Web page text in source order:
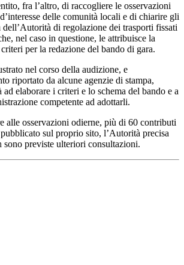
fra l’altro, di raccogliere le osservazioni
delle comunità locali e di chiarire gli
di regolazione dei trasporti fissati
nel caso in questione, le attribuisce la
per la redazione del bando di gara.
nel corso della audizione, e
riportato da alcune agenzie di stampa,
elaborare i criteri e lo schema del bando e a
competente ad adottarli.
alle osservazioni odierne, più di 60 contributi
sul proprio sito, l’Autorità precisa
sono previste ulteriori consultazioni.